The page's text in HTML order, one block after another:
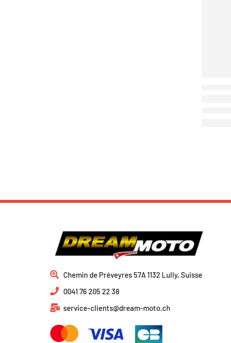
Chemin de Préveyres 57A 1132 Lully, Suisse
0041 76 205 22 38
service-clients@dream-moto.ch